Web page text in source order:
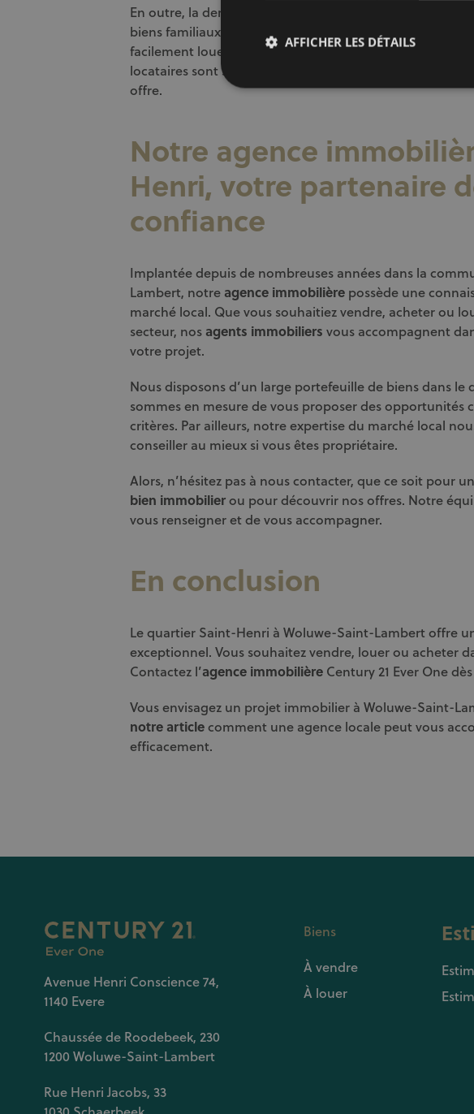
En outre, la demande est soutenue dans cette localité,
biens familiaux. Cela signifie que si vous êtes
facilement louer ou
vendre votre bien immobilier
. Les
locataires sont souvent attirés par le charme du quartier
offre.
Notre agence
Henri, votre partenaire
confiance
Implantée depuis de nombreuses années dans la
Lambert, notre agence immobilière possède une
marché local. Que vous souhaitiez vendre, acheter ou
secteur, nos agents immobiliers vous accompagnent
votre projet.
Nous disposons d’un large portefeuille de biens dans le
sommes en mesure de vous proposer des opportunités
critères. Par ailleurs, notre expertise du marché local
conseiller au mieux si vous êtes propriétaire.
Alors, n’hésitez pas à nous contacter, que ce soit pour
bien immobilierou pour découvrir nos offres. Notre
vous renseigner et de vous accompagner.
En conclusion
Le quartier Saint-Henri à Woluwe-Saint-Lambert offre
exceptionnel. Vous souhaitez vendre, louer ou acheter
Contactez l’agence immobilière Century 21 Ever One
Vous envisagez un projet immobilier à Woluwe-Saint-
notre articlecomment une agence locale peut vous
efficacement.
Avenue Henri Conscience 74,
1140 Evere
Chaussée de Roodebeek, 230
1200 Woluwe-Saint-Lambert
Rue Henri Jacobs, 33
Biens
À vendre
À louer
AFFICHER LES DÉTAILS